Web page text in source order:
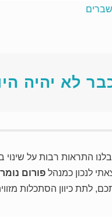
לא יהיה
התראות רבות על
לנכון כמנהלפורום
לתת כיוון הסתכלות